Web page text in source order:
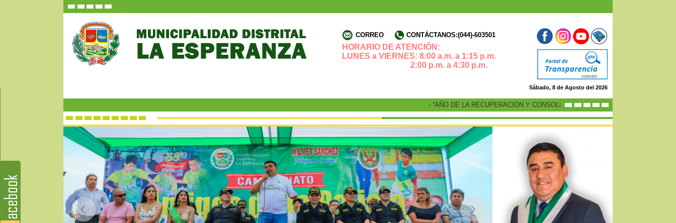
CORREO CONTÁCTANOS:(044)-603501
HORARIO DE ATENCIÓN:
LUNES a VIERNES: 8:00 a.m. a 1:15 p.m.
2:00 p.m. a 4:30 p.m.
Sábado, 8 de Agosto del 2026
- “AÑO DE LA RECUPERACIÓN Y CONSOLIDACIÓN DE LA ECONOMÍA PERUANA”